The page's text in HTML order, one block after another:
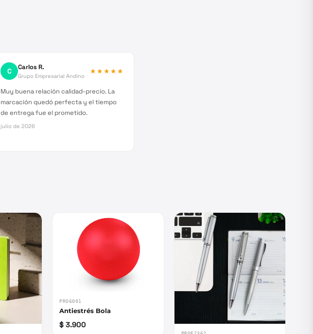
C Carlos R.
Grupo Empresarial Andino
★★★★★
Muy buena relación calidad-precio. La
marcación quedó perfecta y el tiempo
de entrega fue el prometido.
julio de 2026
PRO6001
Antiestrés Bola
$ 3.900